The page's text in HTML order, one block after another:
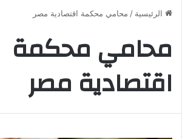
الرئيسية / محامي محكمة اقتصادية مصر
محامي محكمة
اقتصادية مصر